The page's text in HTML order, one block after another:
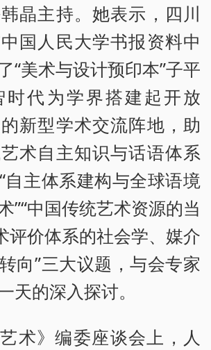
晶主持。她表示，四川
国人民大学书报资料中
“美术与设计预印本”子平
时代为学界搭建起开放
新型学术交流阵地，助
术自主知识与话语体系
自主体系建构与全球语境
”“中国传统艺术资源的当
评价体系的社会学、媒介
向”三大议题，与会专家
天的深入探讨。
艺术》编委座谈会上，人